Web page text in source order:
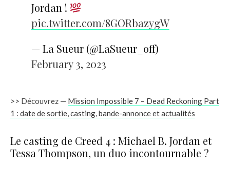
Jordan !
pic.twitter.com/8GORbazygW
— La Sueur (@LaSueur_off)
February 3, 2023
>> Découvrez — Mission Impossible 7 – Dead Reckoning Part
1 : date de sortie, casting, bande-annonce et actualités
Le casting de Creed 4 : Michael B. Jordan et
Tessa Thompson, un duo incontournable ?